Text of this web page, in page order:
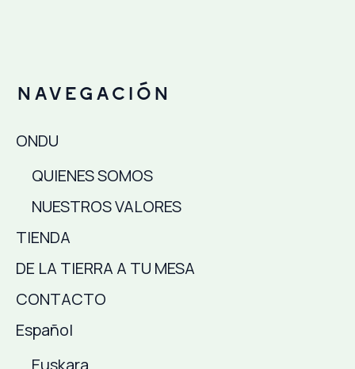
Navegación
ONDU
QUIENES SOMOS
NUESTROS VALORES
TIENDA
DE LA TIERRA A TU MESA
CONTACTO
Español
Euskara